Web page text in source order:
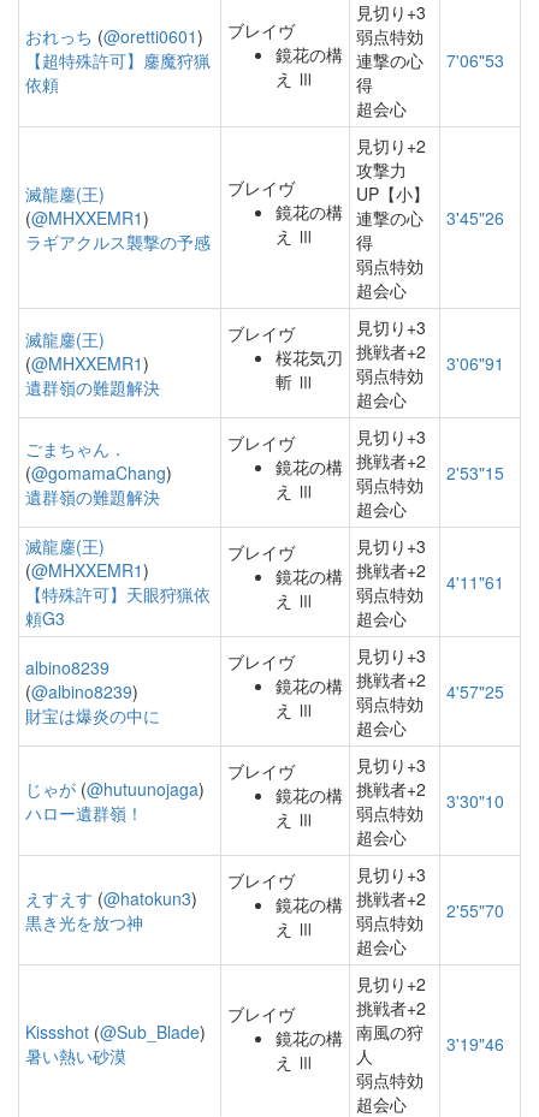
おれっち (@oretti0601)
【超特殊許可】鏖魔狩猟
依頼
ブレイヴ
鏡花の構
え Ⅲ
見切り+3
弱点特効
連撃の心
得
超会心
7'06"53
滅龍鏖(王)
(@MHXXEMR1)
ラギアクルス襲撃の予感
ブレイヴ
鏡花の構
え Ⅲ
見切り+2
攻撃力
UP【小】
連撃の心
得
弱点特効
超会心
3'45"26
滅龍鏖(王)
(@MHXXEMR1)
遺群嶺の難題解決
ブレイヴ
桜花気刃
斬 Ⅲ
見切り+3
挑戦者+2
弱点特効
超会心
3'06"91
ごまちゃん．
(@gomamaChang)
遺群嶺の難題解決
ブレイヴ
鏡花の構
え Ⅲ
見切り+3
挑戦者+2
弱点特効
超会心
2'53"15
滅龍鏖(王)
(@MHXXEMR1)
【特殊許可】天眼狩猟依
頼G3
ブレイヴ
鏡花の構
え Ⅲ
見切り+3
挑戦者+2
弱点特効
超会心
4'11"61
albino8239
(@albino8239)
財宝は爆炎の中に
ブレイヴ
鏡花の構
え Ⅲ
見切り+3
挑戦者+2
弱点特効
超会心
4'57"25
じゃが (@hutuunojaga)
ハロー遺群嶺！
ブレイヴ
鏡花の構
え Ⅲ
見切り+3
挑戦者+2
弱点特効
超会心
3'30"10
えすえす (@hatokun3)
黒き光を放つ神
ブレイヴ
鏡花の構
え Ⅲ
見切り+3
挑戦者+2
弱点特効
超会心
2'55"70
Kissshot (@Sub_Blade)
暑い熱い砂漠
ブレイヴ
鏡花の構
え Ⅲ
見切り+2
挑戦者+2
南風の狩
人
弱点特効
超会心
3'19"46